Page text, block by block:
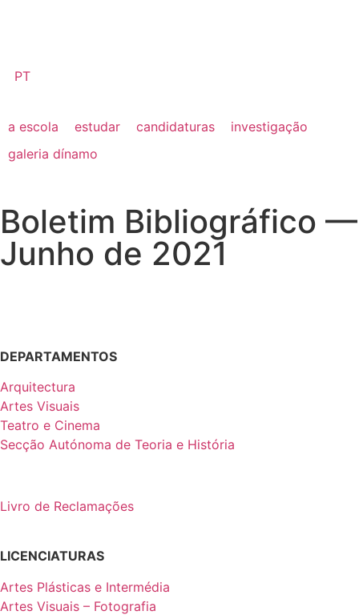
PT
a escola estudar candidaturas
investigação
galeria dínamo
Boletim Bibliográfico —
Junho de 2021
DEPARTAMENTOS
Arquitectura
Artes Visuais
Teatro e Cinema
Secção Autónoma de Teoria e História
Livro de Reclamações
LICENCIATURAS
Artes Plásticas e Intermédia
Artes Visuais – Fotografia